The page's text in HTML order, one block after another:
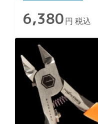
6,380 円 税込